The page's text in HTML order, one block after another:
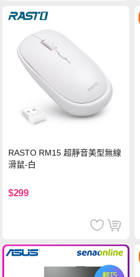
RASTO RM15 超靜音美型無線
滑鼠-白
$299